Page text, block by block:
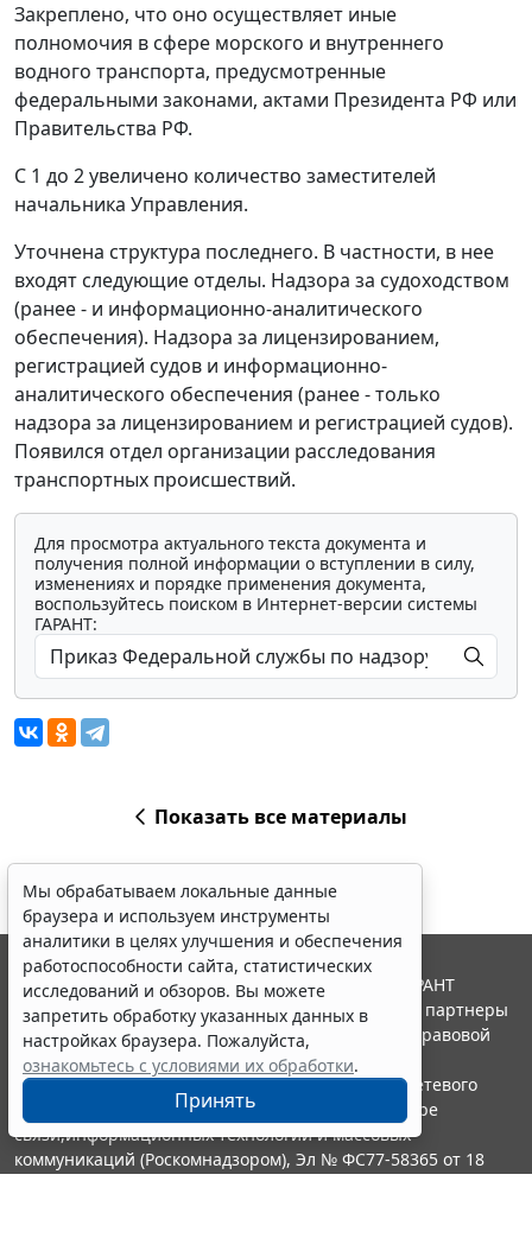
Закреплено, что оно осуществляет иные
полномочия в сфере морского и внутреннего
водного транспорта, предусмотренные
федеральными законами, актами Президента РФ или
Правительства РФ.
С 1 до 2 увеличено количество заместителей
начальника Управления.
Уточнена структура последнего. В частности, в нее
входят следующие отделы. Надзора за судоходством
(ранее - и информационно-аналитического
обеспечения). Надзора за лицензированием,
регистрацией судов и информационно-
аналитического обеспечения (ранее - только
надзора за лицензированием и регистрацией судов).
Появился отдел организации расследования
транспортных происшествий.
Для просмотра актуального текста документа и
получения полной информации о вступлении в силу,
изменениях и порядке применения документа,
воспользуйтесь поиском в Интернет-версии системы
ГАРАНТ:
Показать все материалы
Мы обрабатываем локальные данные
браузера и используем инструменты
аналитики в целях улучшения и обеспечения
работоспособности сайта, статистических
исследований и обзоров. Вы можете
запретить обработку указанных данных в
настройках браузера. Пожалуйста,
ознакомьтесь с условиями их обработки.
Принять
© ООО "НПП "ГАРАНТ-СЕРВИС", 2026. Система ГАРАНТ
выпускается с 1990 года. Компания "Гарант" и ее партнеры
являются участниками Российской ассоциации правовой
информации ГАРАНТ.
Портал ГАРАНТ.РУ зарегистрирован в качестве сетевого
издания Федеральной службой по надзору в сфере
связи,информационных технологий и массовых
коммуникаций (Роскомнадзором), Эл № ФС77-58365 от 18